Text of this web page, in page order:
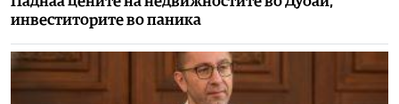
инвеститорите во паника